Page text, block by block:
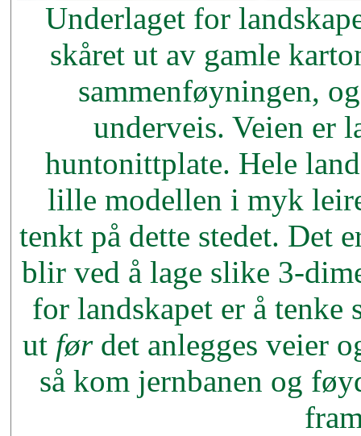
Underlaget for
skåret ut av gamle
sammenføyningen,
underveis. Veien er
huntonittplate. Hele
lille modellen i myk
tenkt på dette stedet. Det
blir ved å lage slike 3-
for landskapet er å tenke
ut førdet anlegges veier
så kom jernbanen og